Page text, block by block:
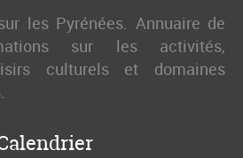
les Pyrénées. Annuaire de
sur les activités,
culturels et domaines